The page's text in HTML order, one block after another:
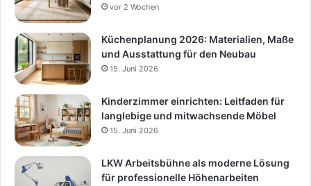
vor 2 Wochen
Küchenplanung 2026: Materialien, Maße
und Ausstattung für den Neubau
15. Juni 2026
Kinderzimmer einrichten: Leitfaden für
langlebige und mitwachsende Möbel
15. Juni 2026
LKW Arbeitsbühne als moderne Lösung
für professionelle Höhenarbeiten